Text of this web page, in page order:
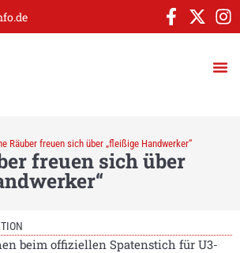
Räuber freuen sich über „fleißige Handwerker“
freuen sich über
beim offiziellen Spatenstich für U3-